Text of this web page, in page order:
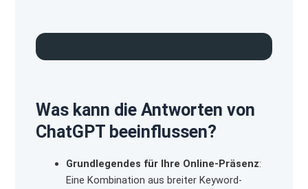
Was kann die Antworten von
ChatGPT beeinflussen?
Grundlegendes für Ihre Online-Präsenz:
Eine Kombination aus breiter Keyword-